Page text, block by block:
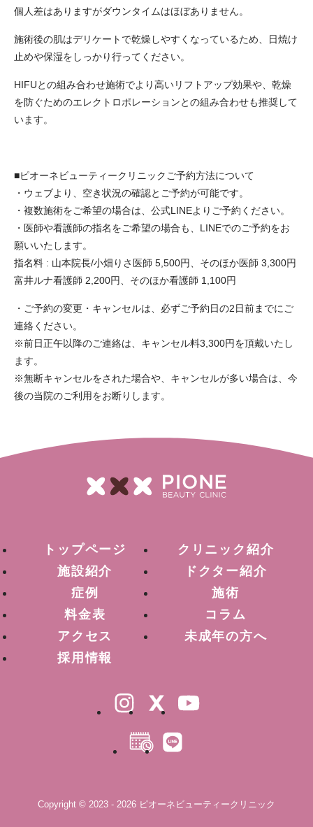
個人差はありますがダウンタイムはほぼありません。
施術後の肌はデリケートで乾燥しやすくなっているため、日焼け
止めや保湿をしっかり行ってください。
HIFUとの組み合わせ施術でより高いリフトアップ効果や、乾燥
を防ぐためのエレクトロポレーションとの組み合わせも推奨して
います。
■ピオーネビューティークリニックご予約方法について
・ウェブより、空き状況の確認とご予約が可能です。
・複数施術をご希望の場合は、公式LINEよりご予約ください。
・医師や看護師の指名をご希望の場合も、LINEでのご予約をお
願いいたします。
指名料 : 山本院長/小畑りさ医師 5,500円、そのほか医師 3,300円
富井ルナ看護師 2,200円、そのほか看護師 1,100円
・ご予約の変更・キャンセルは、必ずご予約日の2日前までにご
連絡ください。
※前日正午以降のご連絡は、キャンセル料3,300円を頂戴いたし
ます。
※無断キャンセルをされた場合や、キャンセルが多い場合は、今
後の当院のご利用をお断りします。
トップページ
クリニック紹介
施設紹介
ドクター紹介
症例
施術
料金表
コラム
アクセス
未成年の方へ
採用情報
Copyright © 2023 - 2026 ピオーネビューティークリニック